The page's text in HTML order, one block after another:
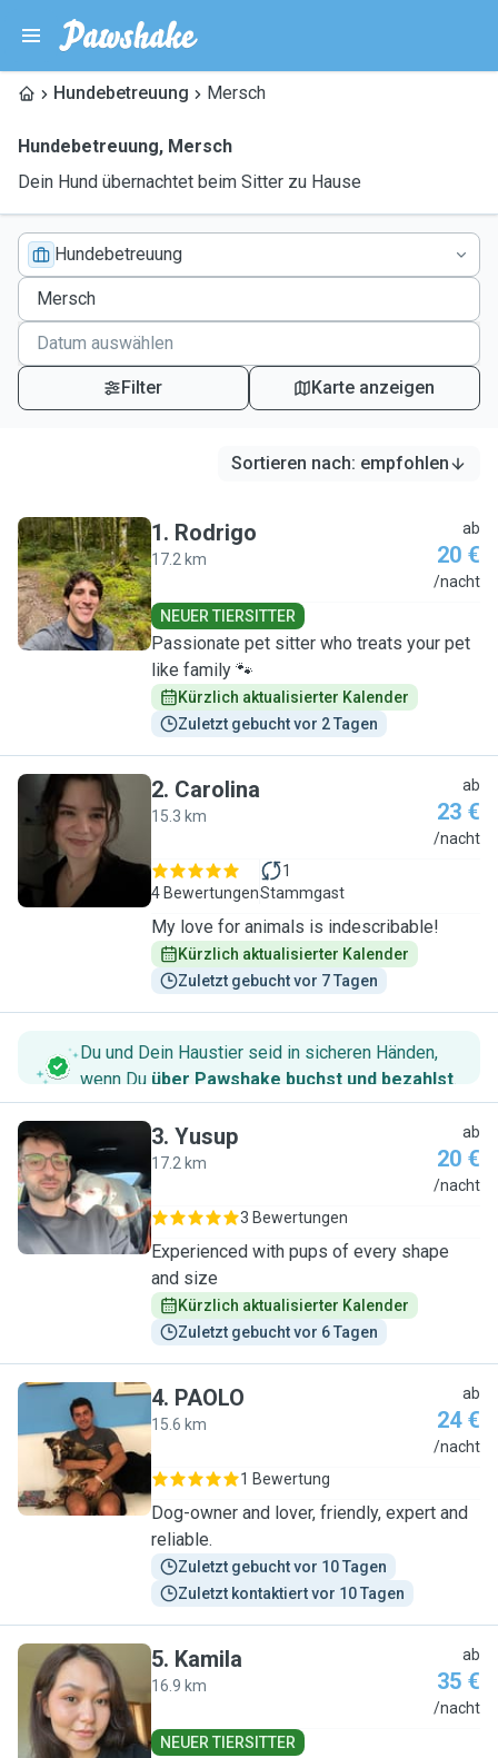
Hundebetreuung Mersch
Hundebetreuung, Mersch
Dein Hund übernachtet beim Sitter zu Hause
Hundebetreuung
Filter Karte anzeigen
Sortieren nach: empfohlen
R
1. Rodrigo
17.2 km
ab
20 €
/nacht
NEUER TIERSITTER
Passionate pet sitter who treats your pet
like family 🐾
Kürzlich aktualisierter Kalender
Zuletzt gebucht vor 2 Tagen
C
2. Carolina
15.3 km
ab
23 €
/nacht
4 Bewertungen
1
Stammgast
My love for animals is indescribable!
Kürzlich aktualisierter Kalender
Zuletzt gebucht vor 7 Tagen
Du und Dein Haustier seid in sicheren Händen,
wenn Du über Pawshake buchst und bezahlst.
Y
3. Yusup
17.2 km
ab
20 €
/nacht
3 Bewertungen
Experienced with pups of every shape
and size
Kürzlich aktualisierter Kalender
Zuletzt gebucht vor 6 Tagen
P
4. PAOLO
15.6 km
ab
24 €
/nacht
1 Bewertung
Dog-owner and lover, friendly, expert and
reliable.
Zuletzt gebucht vor 10 Tagen
Zuletzt kontaktiert vor 10 Tagen
K
5. Kamila
16.9 km
ab
35 €
/nacht
NEUER TIERSITTER